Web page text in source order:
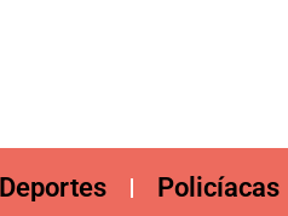
Deportes Policíacas